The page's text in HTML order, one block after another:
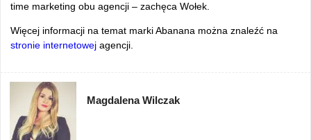
time marketing obu agencji – zachęca Wołek.
Więcej informacji na temat marki Abanana można znaleźć na
stronie internetowej agencji.
Magdalena Wilczak